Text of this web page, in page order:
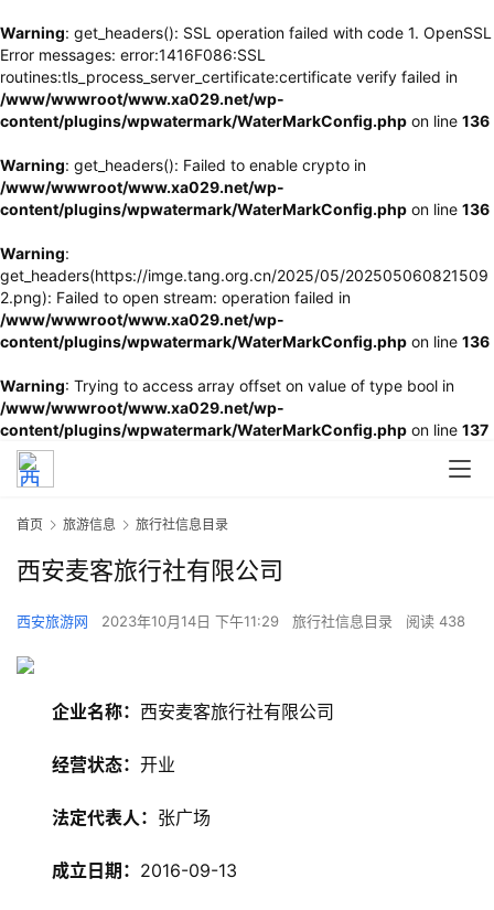
Warning: get_headers(): SSL operation failed with code 1. OpenSSL
Error messages: error:1416F086:SSL
routines:tls_process_server_certificate:certificate verify failed in
/www/wwwroot/www.xa029.net/wp-
content/plugins/wpwatermark/WaterMarkConfig.php on line 136
Warning: get_headers(): Failed to enable crypto in
/www/wwwroot/www.xa029.net/wp-
content/plugins/wpwatermark/WaterMarkConfig.php on line 136
Warning:
get_headers(https://imge.tang.org.cn/2025/05/202505060821509
2.png): Failed to open stream: operation failed in
/www/wwwroot/www.xa029.net/wp-
content/plugins/wpwatermark/WaterMarkConfig.php on line 136
Warning: Trying to access array offset on value of type bool in
/www/wwwroot/www.xa029.net/wp-
content/plugins/wpwatermark/WaterMarkConfig.php on line 137
首页 旅游信息 旅行社信息目录
西安麦客旅行社有限公司
西安旅游网 2023年10月14日 下午11:29 旅行社信息目录 阅读 438
企业名称： 西安麦客旅行社有限公司
经营状态： 开业
法定代表人： 张广场
成立日期： 2016-09-13